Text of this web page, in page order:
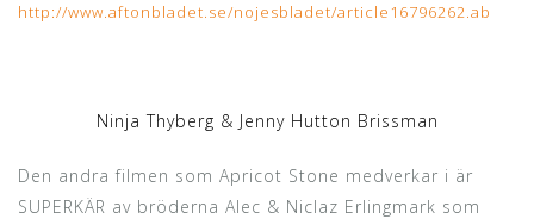
http://www.aftonbladet.se/nojesbladet/article16796262.ab
Ninja Thyberg & Jenny Hutton Brissman
Den andra filmen som Apricot Stone medverkar i är
SUPERKÄR av bröderna Alec & Niclaz Erlingmark som